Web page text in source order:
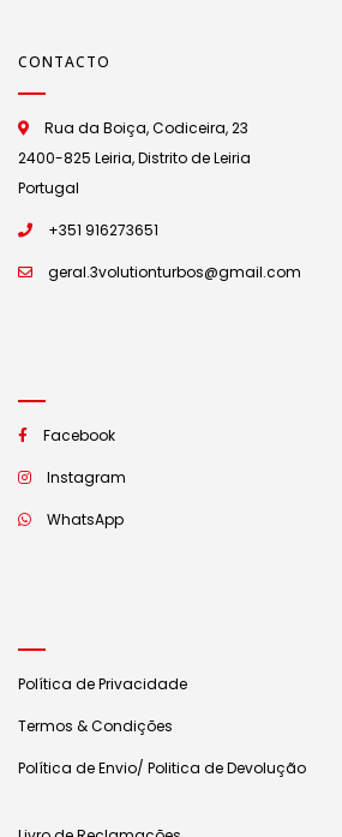
CONTACTO
Rua da Boiça, Codiceira, 23
2400-825 Leiria, Distrito de Leiria
Portugal
+351 916273651
geral.3volutionturbos@gmail.com
Facebook
Instagram
WhatsApp
Política de Privacidade
Termos & Condições
Política de Envio/ Politica de Devolução